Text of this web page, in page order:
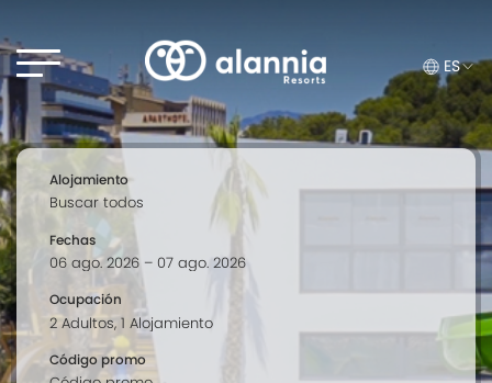
ES
Alojamiento
Fechas
Ocupación
Código promo